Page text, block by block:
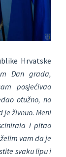
Hrvatske
Dan grada,
posjećivao
otužno, no
živnuo. Meni
i pitao
vam da je
svaku lipu i